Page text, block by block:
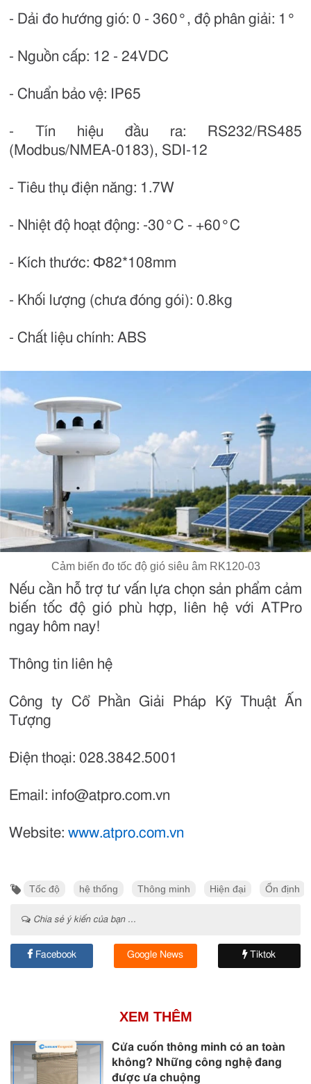
- Dải đo hướng gió: 0 - 360°, độ phân giải: 1°
- Nguồn cấp: 12 - 24VDC
- Chuẩn bảo vệ: IP65
- Tín hiệu đầu ra: RS232/RS485
(Modbus/NMEA-0183), SDI-12
- Tiêu thụ điện năng: 1.7W
- Nhiệt độ hoạt động: -30°C - +60°C
- Kích thước: Ф82*108mm
- Khối lượng (chưa đóng gói): 0.8kg
- Chất liệu chính: ABS
Cảm biến đo tốc độ gió siêu âm RK120-03
Nếu cần hỗ trợ tư vấn lựa chọn sản phẩm cảm
biến tốc độ gió phù hợp, liên hệ với ATPro
ngay hôm nay!
Thông tin liên hệ
Công ty Cổ Phần Giải Pháp Kỹ Thuật Ấn
Tượng
Điện thoại: 028.3842.5001
Email: info@atpro.com.vn
Website: www.atpro.com.vn
Tốc độ hệ thống Thông minh Hiện đại Ổn định
Chia sẻ ý kiến của bạn ...
Facebook Google News Tiktok
XEM THÊM
Cửa cuốn thông minh có an toàn
không? Những công nghệ đang
được ưa chuộng